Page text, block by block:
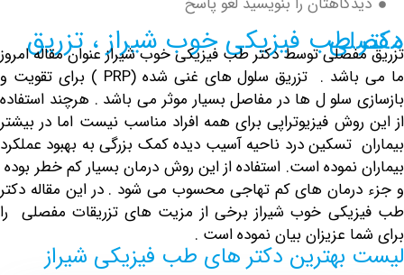
مفصلی توسط دکتر طب فیزیکی خوب شیراز عنوان مقاله امروز
ما می باشد . تزریق سلول های غنی شده (PRP ) برای تقویت و
سلو ل ها در مفاصل بسیار موثر می باشد . هرچند استفاده
فیزیوتراپیبرای همه افراد مناسب نیست اما در بیشتر
تسکین درد ناحیه آسیب دیده کمک بزرگی به بهبود عملکرد
نموده است. استفاده از این روش درمان بسیار کم خطر بوده
های کم تهاجی محسوب می شود . در این مقاله دکتر
خوب شیراز برخی از مزیت های تزریقات مفصلی را
عزیزان بیان نموده است .
دکتر های طب فیزیکی شیراز